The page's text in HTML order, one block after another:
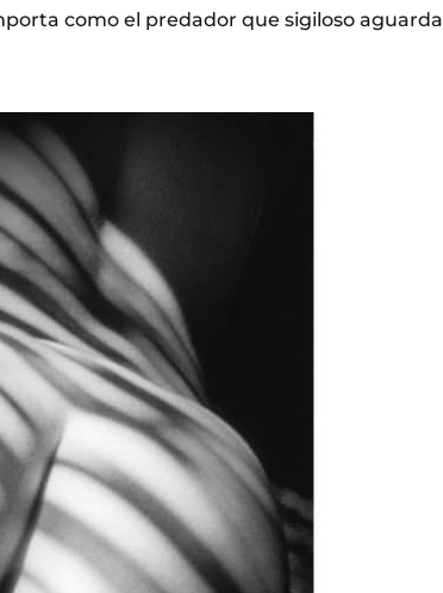
como el predador que sigiloso aguarda